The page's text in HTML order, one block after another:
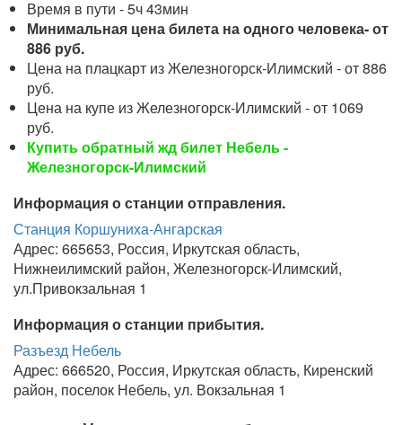
Время в пути - 5ч 43мин
Минимальная цена билета на одного человека- от
886 руб.
Цена на плацкарт из Железногорск-Илимский - от 886
руб.
Цена на купе из Железногорск-Илимский - от 1069
руб.
Купить обратный жд билет Небель -
Железногорск-Илимский
Информация о станции отправления.
Станция Коршуниха-Ангарская
Адрес: 665653, Россия, Иркутская область,
Нижнеилимский район, Железногорск-Илимский,
ул.Привокзальная 1
Информация о станции прибытия.
Разъезд Небель
Адрес: 666520, Россия, Иркутская область, Киренский
район, поселок Небель, ул. Вокзальная 1